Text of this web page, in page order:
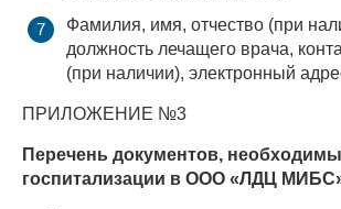
Фамилия, имя, отчество (при
должность лечащего врача,
(при наличии), электронный
ПРИЛОЖЕНИЕ №3
Перечень документов,
госпитализации в ООО «ЛДЦ